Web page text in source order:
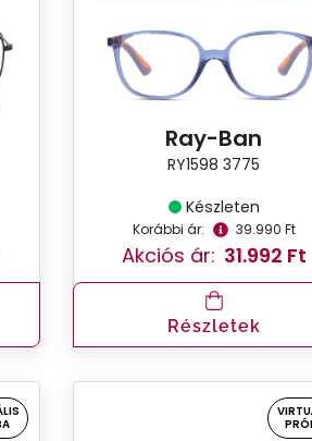
Ray-Ban
RY1598 3775
Készleten
Korábbi ár: 39.990 Ft
Akciós ár: 31.992 Ft
Részletek